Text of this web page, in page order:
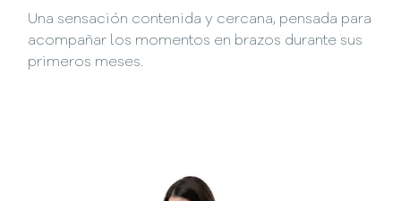
Una sensación contenida y cercana, pensada para
acompañar los momentos en brazos durante sus
primeros meses.